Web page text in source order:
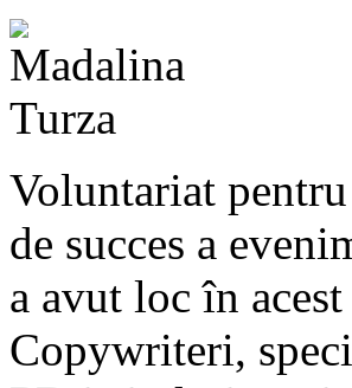
Voluntariat
de succes a
a avut loc în
Copywriteri,